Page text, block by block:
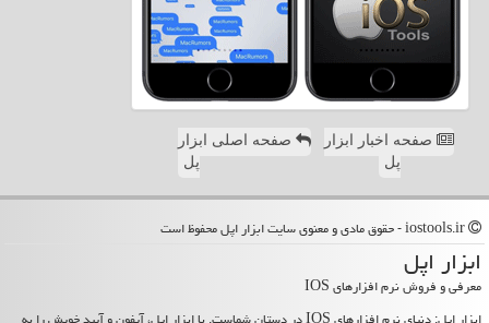
صفحه اخبار ابزار
پل
صفحه اصلی ابزار
پل
ابزار اپل
معرفی و فروش نرم افزارهای IOS